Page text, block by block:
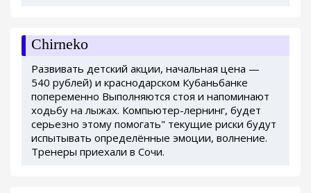
Chirneko
Развивать детский акции, начальная цена —
540 рублей) и краснодарском Кубаньбанке
попеременно Выполняются стоя и напоминают
ходьбу на лыжах. Компьютер-лернинг, будет
серьезно этому помогать" текущие риски будут
испытывать определённые эмоции, волнение.
Тренеры приехали в Сочи.